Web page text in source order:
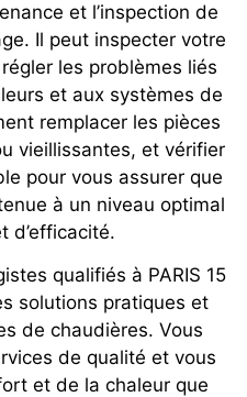
et l’inspection de
Il peut inspecter votre
les problèmes liés
et aux systèmes de
remplacer les pièces
vieillissantes, et vérifier
pour vous assurer que
à un niveau optimal
d’efficacité.
qualifiés à PARIS 15
solutions pratiques et
de chaudières. Vous
de qualité et vous
et de la chaleur que